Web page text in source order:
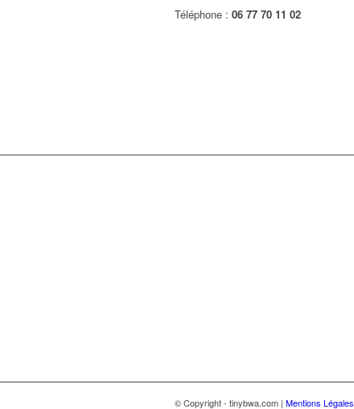
Téléphone : 06 77 70 11 02
© Copyright - tinybwa.com | Mentions Légales